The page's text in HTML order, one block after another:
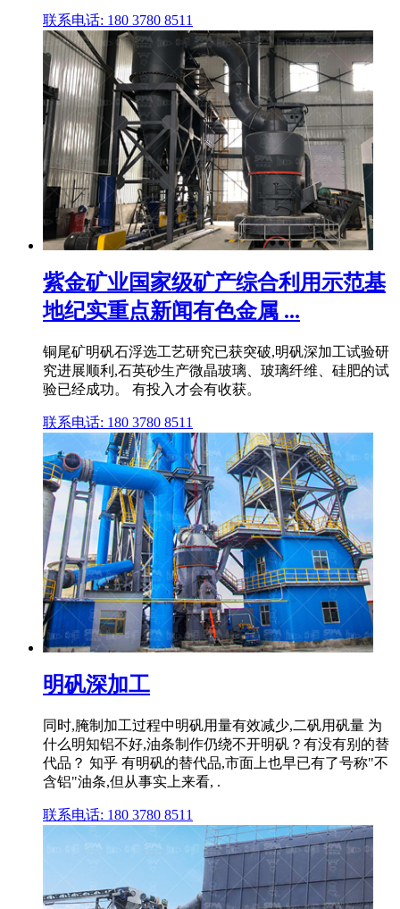
联系电话: 180 3780 8511
紫金矿业国家级矿产综合利用示范基
地纪实重点新闻有色金属 ...
铜尾矿明矾石浮选工艺研究已获突破,明矾深加工试验研
究进展顺利,石英砂生产微晶玻璃、玻璃纤维、硅肥的试
验已经成功。 有投入才会有收获。
联系电话: 180 3780 8511
明矾深加工
同时,腌制加工过程中明矾用量有效减少,二矾用矾量 为
什么明知铝不好,油条制作仍绕不开明矾？有没有别的替
代品？ 知乎 有明矾的替代品,市面上也早已有了号称"不
含铝"油条,但从事实上来看, .
联系电话: 180 3780 8511